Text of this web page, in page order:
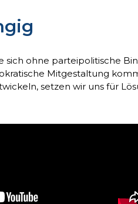
ohne parteipolitische
Mitgestaltung
setzen wir uns für